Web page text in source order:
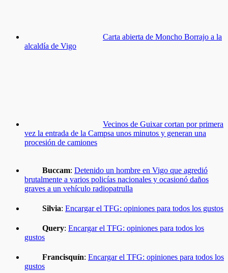
Carta abierta de Moncho Borrajo a la
alcaldía de Vigo
Vecinos de Guixar cortan por primera
vez la entrada de la Campsa unos minutos y generan una
procesión de camiones
Buccam: Detenido un hombre en Vigo que agredió
brutalmente a varios policías nacionales y ocasionó daños
graves a un vehículo radiopatrulla
Silvia: Encargar el TFG: opiniones para todos los gustos
Query: Encargar el TFG: opiniones para todos los
gustos
Francisquín: Encargar el TFG: opiniones para todos los
gustos